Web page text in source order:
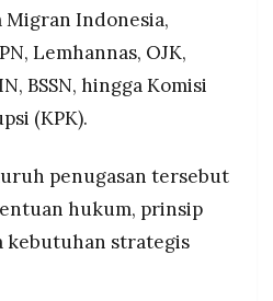
Indonesia,
Lemhannas, OJK,
BSSN, hingga Komisi
(KPK).
penugasan tersebut
hukum, prinsip
kebutuhan strategis